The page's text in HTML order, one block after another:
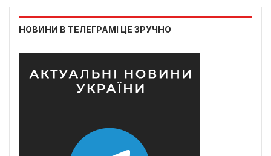
НОВИНИ В ТЕЛЕГРАМІ ЦЕ ЗРУЧНО